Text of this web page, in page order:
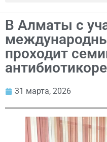
В Алматы с
проходит
31 марта, 2026